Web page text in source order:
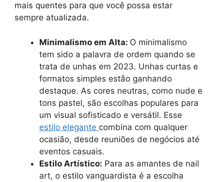
mais quentes para que você possa estar
sempre atualizada.
Minimalismo em Alta: O minimalismo
tem sido a palavra de ordem quando se
trata de unhas em 2023. Unhas curtas e
formatos simples estão ganhando
destaque. As cores neutras, como nude e
tons pastel, são escolhas populares para
um visual sofisticado e versátil. Esse
estilo elegante combina com qualquer
ocasião, desde reuniões de negócios até
eventos casuais.
Estilo Artístico: Para as amantes de nail
art, o estilo vanguardista é a escolha